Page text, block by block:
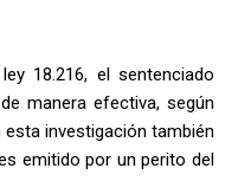
18.216, el sentenciado
manera efectiva, según
investigación también
emitido por un perito del